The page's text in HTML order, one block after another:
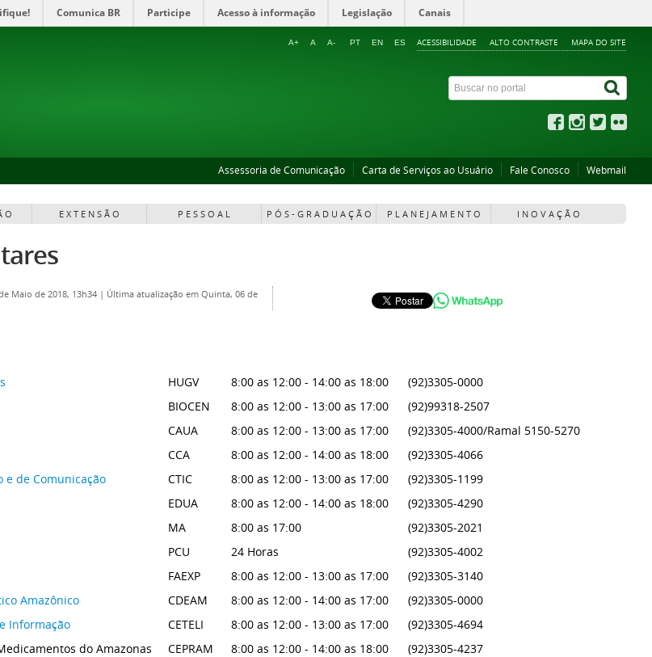
Comunica BR Participe Acesso à informação Legislação Canais
ACESSIBILIDADE ALTO CONTRASTE MAPA DO SITE
A+ A A- PT EN ES
Assessoria de Comunicação Carta de Serviços ao Usuário Fale Conosco Webmail
O E X T E N S Ã O P E S S O A L P Ó S - G R A D U A Ç Ã O P L A N E J A M E N T O I N O V A Ç Ã O
Maio de 2018, 13h34 | Última atualização em Quinta, 06 de
HUGV 8:00 as 12:00 - 14:00 as 18:00
(92)3305-0000
BIOCEN 8:00 as 12:00 - 13:00 as 17:00
(92)99318-2507
CAUA 8:00 as 12:00 - 13:00 as 17:00
(92)3305-4000/Ramal 5150-5270
CCA 8:00 as 12:00 - 14:00 as 18:00
(92)3305-4066
e de Comunicação
CTIC 8:00 as 12:00 - 13:00 as 17:00
(92)3305-1199
EDUA 8:00 as 12:00 - 14:00 as 18:00
(92)3305-4290
MA 8:00 as 17:00
(92)3305-2021
PCU 24 Horas
(92)3305-4002
FAEXP 8:00 as 12:00 - 13:00 as 17:00
(92)3305-3140
Amazônico
CDEAM 8:00 as 12:00 - 14:00 as 17:00
(92)3305-0000
Informação
CETELI 8:00 as 12:00 - 13:00 as 17:00
(92)3305-4694
do Amazonas
CEPRAM 8:00 as 12:00 - 14:00 as 18:00
(92)3305-4237